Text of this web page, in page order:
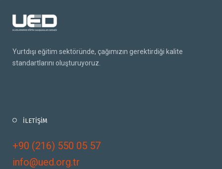
Yurtdışı eğitim sektöründe, çağımızın gerektirdiği kalite
standartlarını oluşturuyoruz.
İLETİŞİM
+90 (216) 550 05 57
info@ued.org.tr